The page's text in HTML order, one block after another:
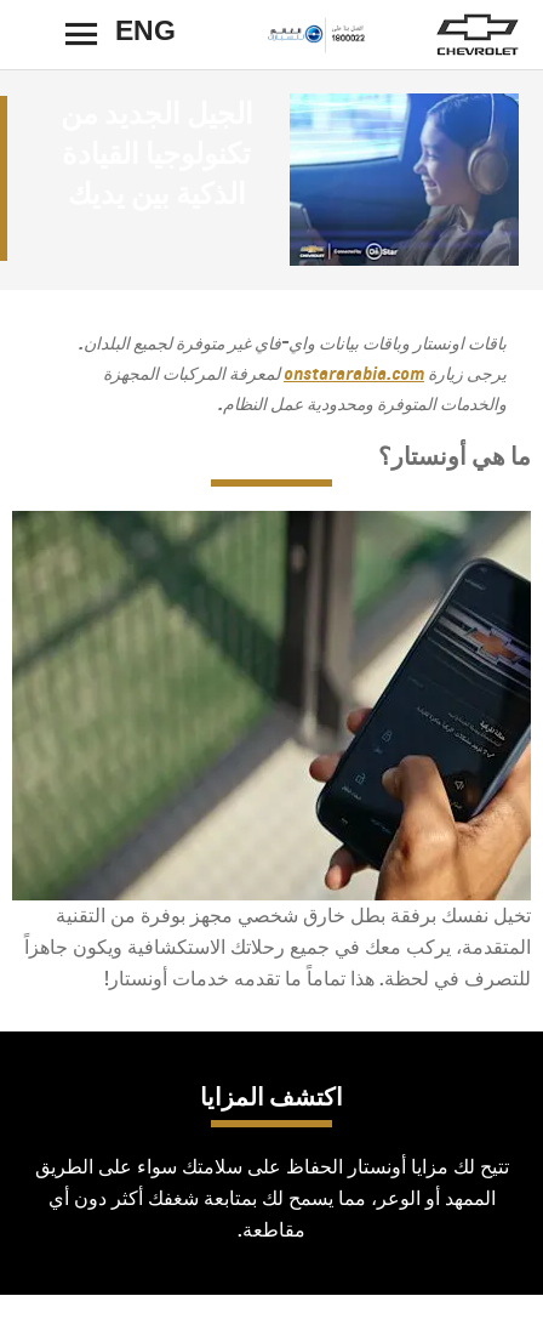
ENG رجوع
باقات اونستار وباقات بيانات واي-فاي غير متوفرة لجميع البلدان.
يرجى زيارة onstararabia.comلمعرفة المركبات المجهزة
والخدمات المتوفرة ومحدودية عمل النظام.
ما هي أونستار؟
تخيل نفسك برفقة بطل خارق شخصي مجهز بوفرة من التقنية
المتقدمة، يركب معك في جميع رحلاتك الاستكشافية ويكون جاهزاً
للتصرف في لحظة. هذا تماماً ما تقدمه خدمات أونستار!
اكتشف المزايا
تتيح لك مزايا أونستار الحفاظ على سلامتك سواء على الطريق
الممهد أو الوعر، مما يسمح لك بمتابعة شغفك أكثر دون أي
مقاطعة.